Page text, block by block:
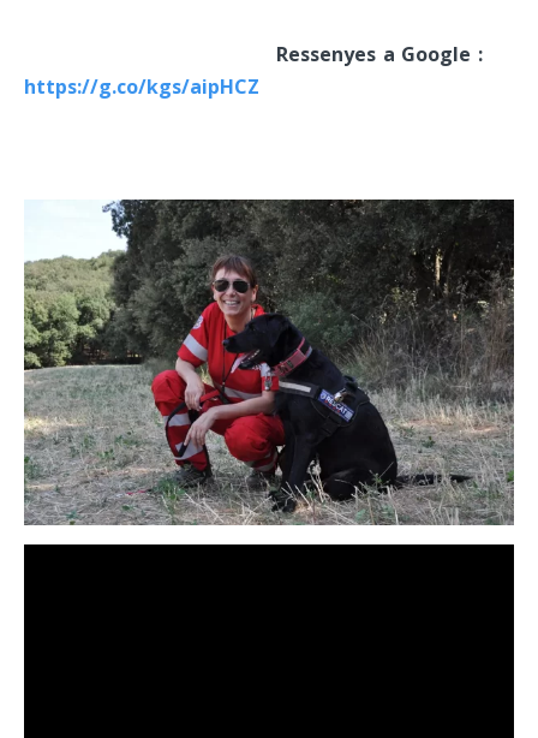
Ressenyes a Google :
https://g.co/kgs/aipHCZ